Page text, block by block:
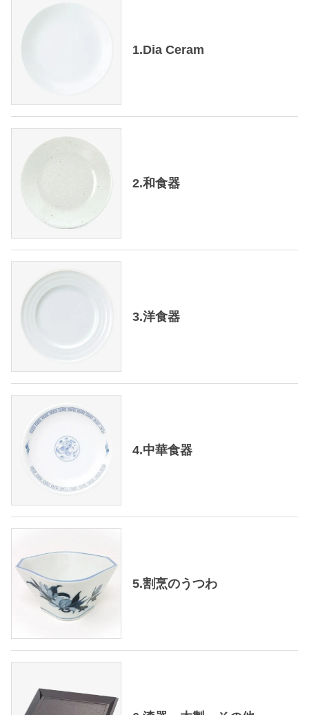
1.Dia Ceram
2.和食器
3.洋食器
4.中華食器
5.割烹のうつわ